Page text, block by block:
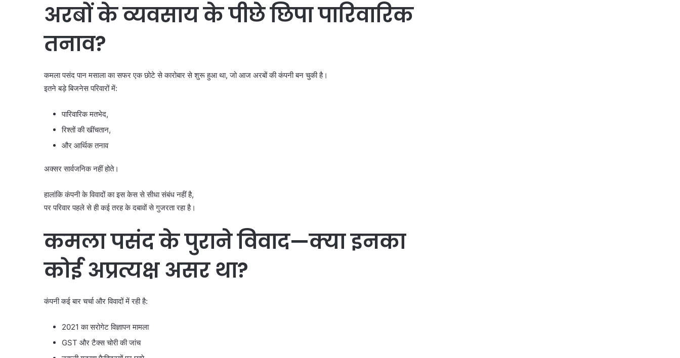
अरबों के व्यवसाय के पीछे छिपा पारिवारिक
तनाव?
कमला पसंद पान मसाला का सफर एक छोटे से कारोबार से शुरू हुआ था, जो आज अरबों की कंपनी बन चुकी है।
इतने बड़े बिजनेस परिवारों में:
पारिवारिक मतभेद,
रिश्तों की खींचतान,
और आर्थिक तनाव
अक्सर सार्वजनिक नहीं होते।
हालांकि कंपनी के विवादों का इस केस से सीधा संबंध नहीं है,
पर परिवार पहले से ही कई तरह के दबावों से गुजरता रहा है।
कमला पसंद के पुराने विवाद—क्या इनका
कोई अप्रत्यक्ष असर था?
कंपनी कई बार चर्चा और विवादों में रही है:
2021 का सरोगेट विज्ञापन मामला
GST और टैक्स चोरी की जांच